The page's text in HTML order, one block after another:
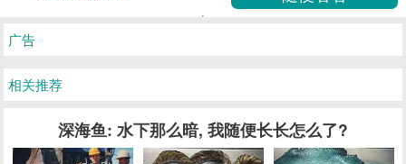
广告
相关推荐
深海鱼: 水下那么暗, 我随便长长怎么了?